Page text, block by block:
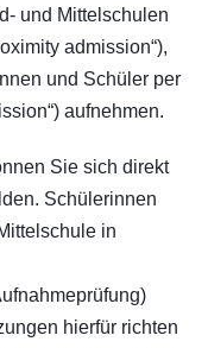
und Mittelschulen
admission“),
und Schüler per
aufnehmen.
Sie sich direkt
Schülerinnen
in
hierfür richten